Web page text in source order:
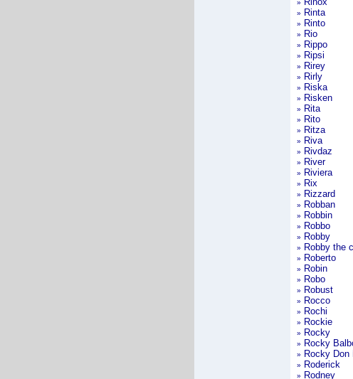
»
» Rinta
» Rinto
» Rio
» Rippo
» Ripsi
» Rirey
» Rirly
» Riska
» Risken
» Rita
» Rito
» Ritza
» Riva
» Rivdaz
» River
» Riviera
» Rix
» Rizzard
» Robban
» Robbin
» Robbo
» Robby
» Robby the
» Roberto
» Robin
» Robo
» Robust
» Rocco
» Rochi
» Rockie
» Rocky
» Rocky
» Rocky Don
» Roderick
» Rodney